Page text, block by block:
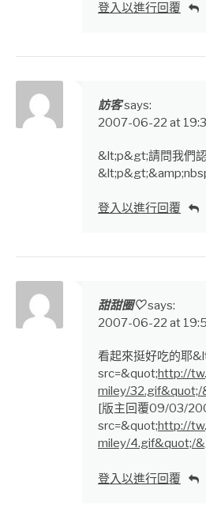
登入以進行回覆
訪客says:
2007-06-22 at
&lt;p&gt;請問我們
登入以進行回覆
甜甜圈♡says:
2007-06-22 at
看起來挺好吃的耶
src=&quot;http://
miley/
[版主回覆09/03/
src=&quot;http://
miley/4.gif&quot;/
登入以進行回覆